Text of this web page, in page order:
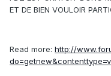
ET DE BIEN VOULOIR
Read more: http://